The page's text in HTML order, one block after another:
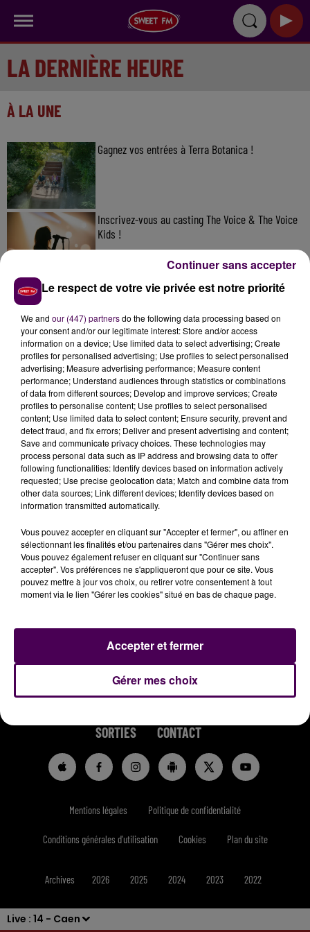
Live : 14 - Caen
LA DERNIÈRE HEURE
À LA UNE
Gagnez vos entrées à Terra Botanica !
Inscrivez-vous au casting The Voice & The Voice
Kids !
Deux rixes en trois semaines : le préfet ordonne
TITRES DIFFUSÉS
21h34
21h34
VIANNEY
Je M'en Vais
21h30
21h30
JENNIFER LOPEZ & DAVID
GUETTA
Save Me Tonight
21h27
21h27
GIMS
Sois Pas Timide
RADIO INFOS REPLAYS JEUX
SORTIES CONTACT
Mentions légales Politique de confidentialité
Conditions générales d'utilisation Cookies Plan du site
Archives 2026 2025 2024 2023 2022
Le respect de votre vie privée est notre priorité
We and our (447) partnersdo the following data processing based on
your consent and/or our legitimate interest: Store and/or access
information on a device; Use limited data to select advertising; Create
profiles for personalised advertising; Use profiles to select personalised
advertising; Measure advertising performance; Measure content
performance; Understand audiences through statistics or combinations
of data from different sources; Develop and improve services; Create
profiles to personalise content; Use profiles to select personalised
content; Use limited data to select content; Ensure security, prevent and
detect fraud, and fix errors; Deliver and present advertising and content;
Save and communicate privacy choices. These technologies may
process personal data such as IP address and browsing data to offer
following functionalities: Identify devices based on information actively
requested; Use precise geolocation data; Match and combine data from
other data sources; Link different devices; Identify devices based on
information transmitted automatically.
Vous pouvez accepter en cliquant sur "Accepter et fermer", ou affiner en
sélectionnant les finalités et/ou partenaires dans "Gérer mes choix".
Vous pouvez également refuser en cliquant sur "Continuer sans
accepter". Vos préférences ne s'appliqueront que pour ce site. Vous
pouvez mettre à jour vos choix, ou retirer votre consentement à tout
moment via le lien "Gérer les cookies" situé en bas de chaque page.
Gérer mes choix
Accepter et fermer
Continuer sans accepter